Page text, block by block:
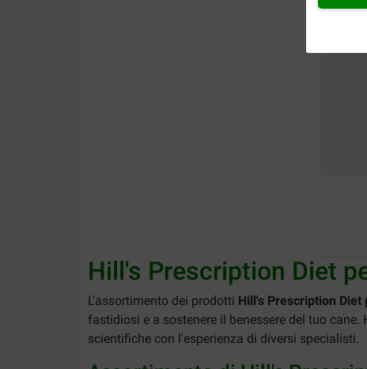
Hill's Prescription Diet
L'assortimento dei prodotti Hill's Prescription Diet
fastidiosi e a sostenere il benessere del tuo
scientifiche con l'esperienza di diversi specialisti.